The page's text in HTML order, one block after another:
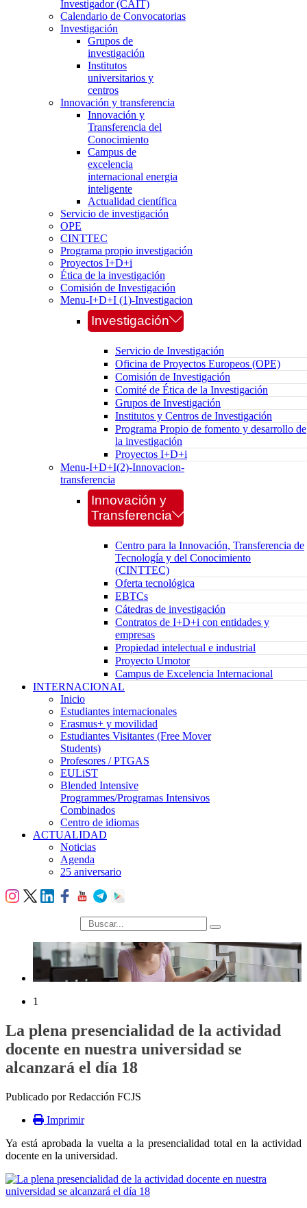
Investigador (CAIT)
Calendario de Convocatorias
Investigación
Grupos de
investigación
Institutos
universitarios y
centros
Innovación y transferencia
Innovación y
Transferencia del
Conocimiento
Campus de
excelencia
internacional energia
inteligente
Actualidad científica
Servicio de investigación
OPE
CINTTEC
Programa propio investigación
Proyectos I+D+i
Ética de la investigación
Comisión de Investigación
Menu-I+D+I (1)-Investigacion
Investigación
Servicio de Investigación
Oficina de Proyectos Europeos (OPE)
Comisión de Investigación
Comité de Ética de la Investigación
Grupos de Investigación
Institutos y Centros de Investigación
Programa Propio de fomento y desarrollo de
la investigación
Proyectos I+D+i
Menu-I+D+I(2)-Innovacion-
transferencia
Innovación y
Transferencia
Centro para la Innovación, Transferencia de
Tecnología y del Conocimiento
(CINTTEC)
Oferta tecnológica
EBTCs
Cátedras de investigación
Contratos de I+D+i con entidades y
empresas
Propiedad intelectual e industrial
Proyecto Umotor
Campus de Excelencia Internacional
INTERNACIONAL
Inicio
Estudiantes internacionales
Erasmus+ y movilidad
Estudiantes Visitantes (Free Mover
Students)
Profesores / PTGAS
EULiST
Blended Intensive
Programmes/Programas Intensivos
Combinados
Centro de idiomas
ACTUALIDAD
Noticias
Agenda
25 aniversario
búsqueda
1
La plena presencialidad de la actividad
docente en nuestra universidad se
alcanzará el día 18
Publicado por Redacción FCJS
Imprimir
Ya está aprobada la vuelta a la presencialidad total en la actividad
docente en la universidad.